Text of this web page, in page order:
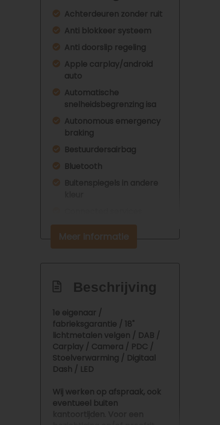
Achterdeuren zonder ruit
Anti blokkeer systeem
Anti doorslip regeling
Apple carplay/android
auto
Automatische
snelheidsbegrenzing isa
Autonomous emergency
braking
Bestuurdersairbag
Bluetooth
Elektronisch stabiliteits
programma
Kunststof vloer in
Lendesteun(en) elektrisch
verstelbaar
Multimedia scherm middel
Passagiersairbag
correctie
Schakelpaddles
Meer informatie
Beschrijving
1e eigenaar /
fabrieksgarantie / 18"
lichtmetalen velgen / DAB /
Carplay / Camera / PDC /
Stoelverwarming / Digitaal
Dash / LED
Wij werken op afspraak, ook
eventueel buiten